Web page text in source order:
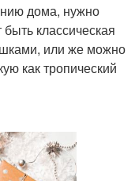
дома, нужно
классическая
или же можно
как тропический